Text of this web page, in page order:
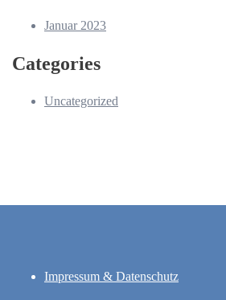
Januar 2023
Categories
Uncategorized
Impressum & Datenschutz